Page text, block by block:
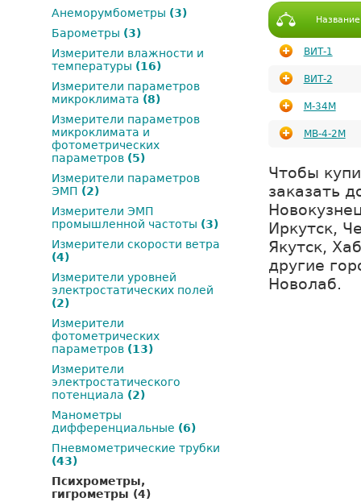
Название
ВИТ-1
ВИТ-2
М-34М
МВ-4-2М
Чтобы
заказать
Иркутск,
Якутск,
другие
Новолаб.
Анеморумбометры (3)
Барометры (3)
Измерители влажности и
температуры (16)
Измерители параметров
микроклимата (8)
Измерители параметров
микроклимата и
фотометрических
параметров (5)
Измерители параметров
ЭМП (2)
Измерители ЭМП
промышленной частоты (3)
Измерители скорости ветра
(4)
Измерители уровней
электростатических полей
(2)
Измерители
фотометрических
параметров (13)
Измерители
электростатического
потенциала (2)
Манометры
дифференциальные (6)
Пневмометрические трубки
(43)
Психрометры,
гигрометры (4)